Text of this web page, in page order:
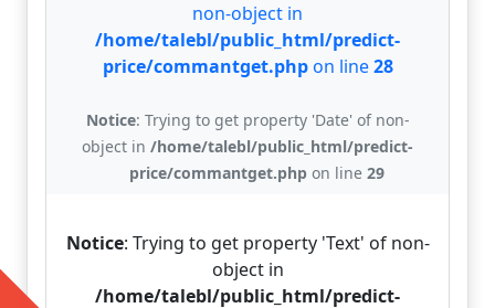
non-object in
/home/talebl/public_html/predict-
price/commantget.phpon line28
Notice: Trying to get property 'Date' of non-
object in /home/talebl/public_html/predict-
price/commantget.phpon line 29
Notice: Trying to get property 'Text' of non-
object in
/home/talebl/public_html/predict-